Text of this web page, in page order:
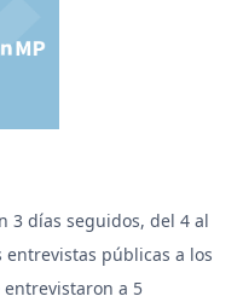
3 días seguidos, del 4 al
públicas a los
entrevistaron a 5